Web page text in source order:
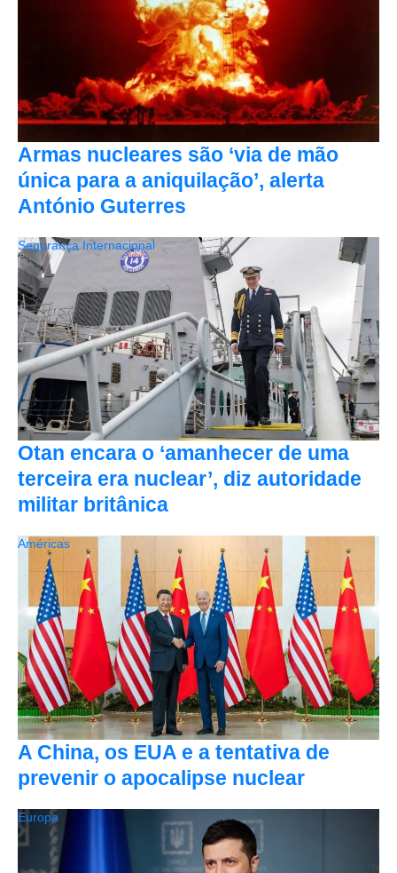
Armas nucleares são ‘via de mão
única para a aniquilação’, alerta
António Guterres
Otan encara o ‘amanhecer de uma
terceira era nuclear’, diz autoridade
militar britânica
Segurança Internacional
A China, os EUA e a tentativa de
prevenir o apocalipse nuclear
Américas
Europa